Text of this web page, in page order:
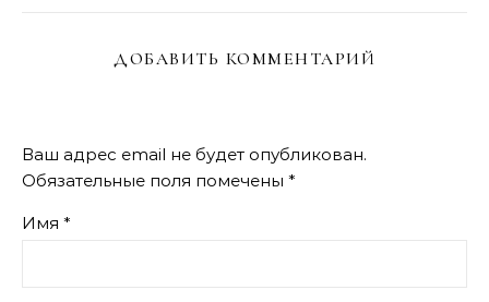
ДОБАВИТЬ КОММЕНТАРИЙ
Ваш адрес email не будет опубликован.
Обязательные поля помечены *
Имя *